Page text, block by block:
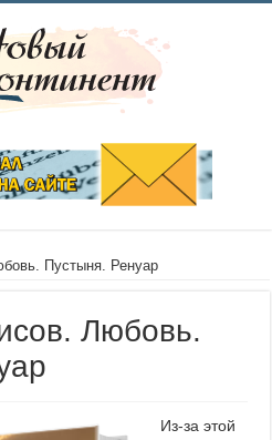
Пустыня. Ренуар
Любовь.
Из-за этой